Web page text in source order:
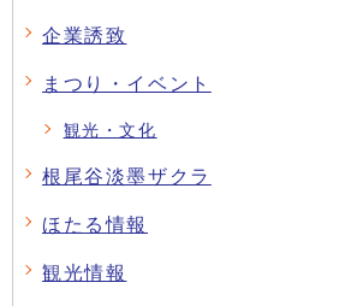
企業誘致
まつり・イベント
観光・文化
根尾谷淡墨ザクラ
ほたる情報
観光情報